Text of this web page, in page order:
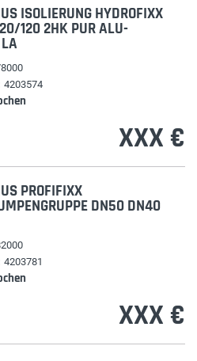
ISOLIERUNG HYDROFIXX
120 2HK PUR ALU-
4203574
XXX €
PROFIFIXX
DN50 DN40
4203781
XXX €